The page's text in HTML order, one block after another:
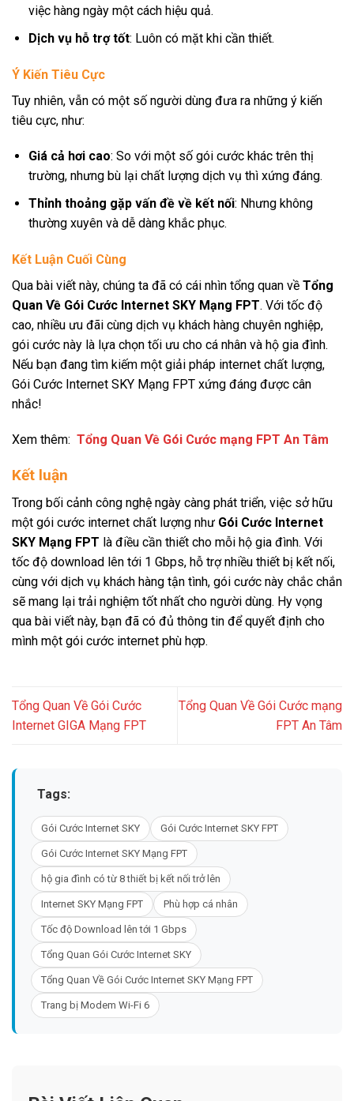
việc hàng ngày một cách hiệu quả.
Dịch vụ hỗ trợ tốt: Luôn có mặt khi cần thiết.
Ý Kiến Tiêu Cực
Tuy nhiên, vẫn có một số người dùng đưa ra những ý kiến
tiêu cực, như:
Giá cả hơi cao: So với một số gói cước khác trên thị
trường, nhưng bù lại chất lượng dịch vụ thì xứng đáng.
Thỉnh thoảng gặp vấn đề về kết nối: Nhưng không
thường xuyên và dễ dàng khắc phục.
Kết Luận Cuối Cùng
Qua bài viết này, chúng ta đã có cái nhìn tổng quan về Tổng
Quan Về Gói Cước Internet SKY Mạng FPT. Với tốc độ
cao, nhiều ưu đãi cùng dịch vụ khách hàng chuyên nghiệp,
gói cước này là lựa chọn tối ưu cho cá nhân và hộ gia đình.
Nếu bạn đang tìm kiếm một giải pháp internet chất lượng,
Gói Cước Internet SKY Mạng FPT xứng đáng được cân
nhắc!
Xem thêm: Tổng Quan Về Gói Cước mạng FPT An Tâm
Kết luận
Trong bối cảnh công nghệ ngày càng phát triển, việc sở hữu
một gói cước internet chất lượng như Gói Cước Internet
SKY Mạng FPT là điều cần thiết cho mỗi hộ gia đình. Với
tốc độ download lên tới 1 Gbps, hỗ trợ nhiều thiết bị kết nối,
cùng với dịch vụ khách hàng tận tình, gói cước này chắc chắn
sẽ mang lại trải nghiệm tốt nhất cho người dùng. Hy vọng
qua bài viết này, bạn đã có đủ thông tin để quyết định cho
mình một gói cước internet phù hợp.
Tổng Quan Về Gói Cước
Internet GIGA Mạng FPT
Tổng Quan Về Gói Cước mạng
FPT An Tâm
Tags:
Gói Cước Internet SKY Gói Cước Internet SKY FPT
Gói Cước Internet SKY Mạng FPT
hộ gia đình có từ 8 thiết bị kết nối trở lên
Internet SKY Mạng FPT Phù hợp cá nhân
Tốc độ Download lên tới 1 Gbps
Tổng Quan Gói Cước Internet SKY
Tổng Quan Về Gói Cước Internet SKY Mạng FPT
Trang bị Modem Wi-Fi 6